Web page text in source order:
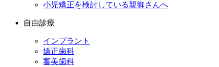
小児矯正を検討している親御さんへ
自由診療
インプラント
矯正歯科
審美歯科